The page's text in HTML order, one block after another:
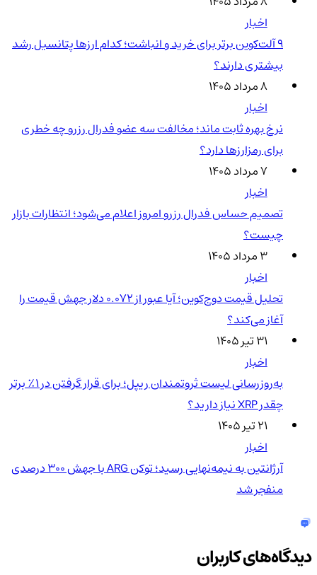
اخبار
۹ آلت‌کوین برتر برای خرید و انباشت؛ کدام ارزها پتانسیل رشد
بیشتری دارند؟
۸ مرداد ۱۴۰۵
اخبار
نرخ بهره ثابت ماند؛ مخالفت سه عضو فدرال رزرو چه خطری
برای رمزارزها دارد؟
۷ مرداد ۱۴۰۵
اخبار
تصمیم حساس فدرال رزرو امروز اعلام می‌شود؛ انتظارات بازار
چیست؟
۳ مرداد ۱۴۰۵
اخبار
تحلیل قیمت دوج‌کوین؛ آیا عبور از ۰.۰۷۲ دلار جهش قیمت را
آغاز می‌کند؟
۳۱ تیر ۱۴۰۵
اخبار
به‌روزرسانی لیست ثروتمندان ریپل؛ برای قرار گرفتن در ۱٪ برتر
چقدر XRP نیاز دارید؟
۲۱ تیر ۱۴۰۵
اخبار
آرژانتین به نیمه‌نهایی رسید؛ توکن ARG با جهش ۳۰۰ درصدی
منفجر شد
دیدگاه‌های کاربران